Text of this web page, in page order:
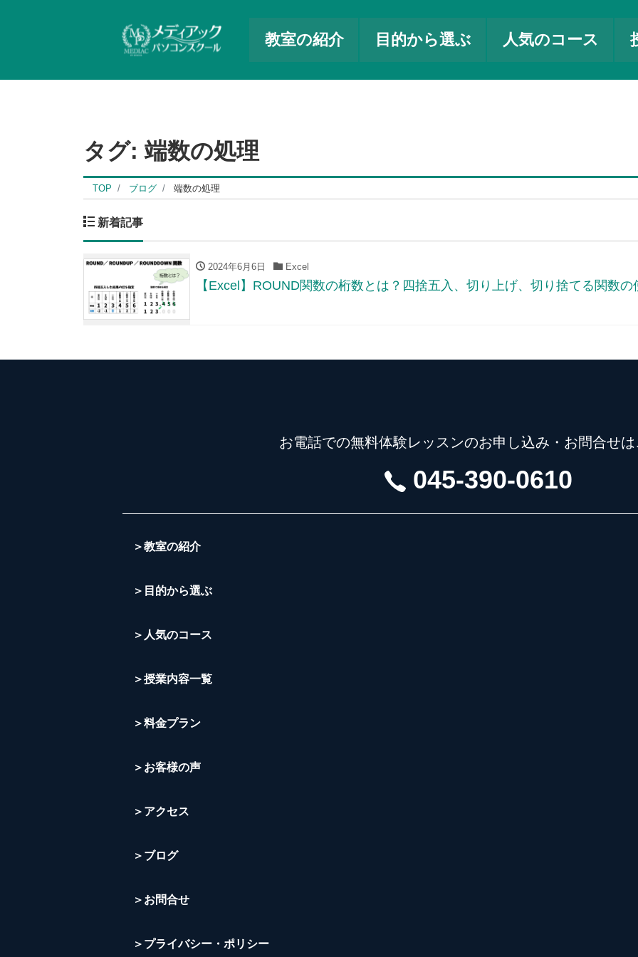
教室の紹介 目的から選ぶ 人気のコース
タグ:端数の処理
TOP ブログ 端数の処理
新着記事
2024年6月6日 Excel
【Excel】ROUND関数の桁数とは？四捨五入、切り上げ、切り捨てる関数の
お電話での無料体験レッスンのお申し込み・お問合せ
045-390-0610
＞教室の紹介
＞目的から選ぶ
＞人気のコース
＞授業内容一覧
＞料金プラン
＞お客様の声
＞アクセス
＞ブログ
＞お問合せ
＞プライバシー・ポリシー